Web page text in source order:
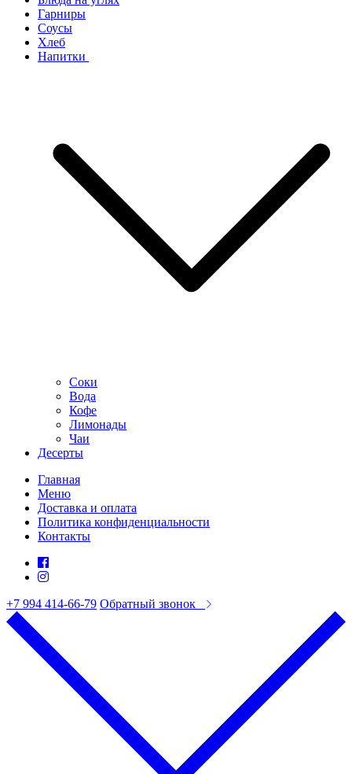
Гарниры
Соусы
Хлеб
Напитки
Соки
Вода
Кофе
Лимонады
Чаи
Десерты
Главная
Меню
Доставка и оплата
Политика конфиденциальности
Контакты
+7 994 414-66-79 Обратный звонок